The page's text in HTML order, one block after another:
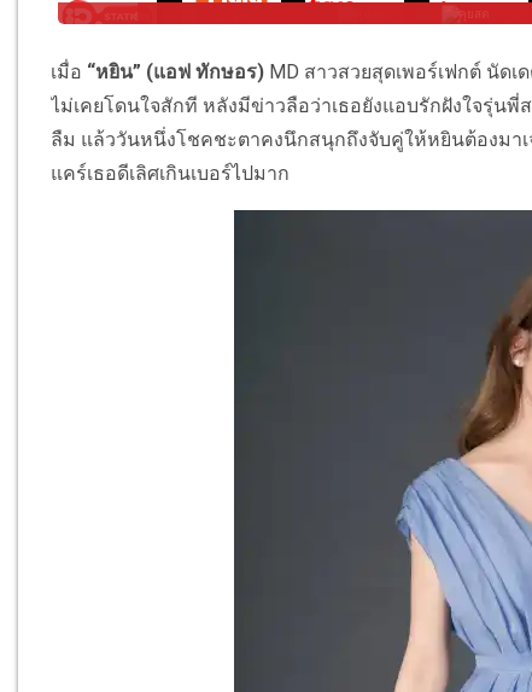
เมื่อ “หยิน” (แอฟ ทักษอร) MD สาวสวยสุดเพอร์เฟกต์ นัด
ไม่เคยโดนใจสักที หลังมีข่าวลือว่าเธอยังแอบรักฝังใจรุ่
ลืม แล้ววันหนึ่งโชคชะตาคงนึกสนุกถึงจับคู่ให้หยินต้องมาเ
แคร์เธอดีเลิศเกินเบอร์ไปมาก